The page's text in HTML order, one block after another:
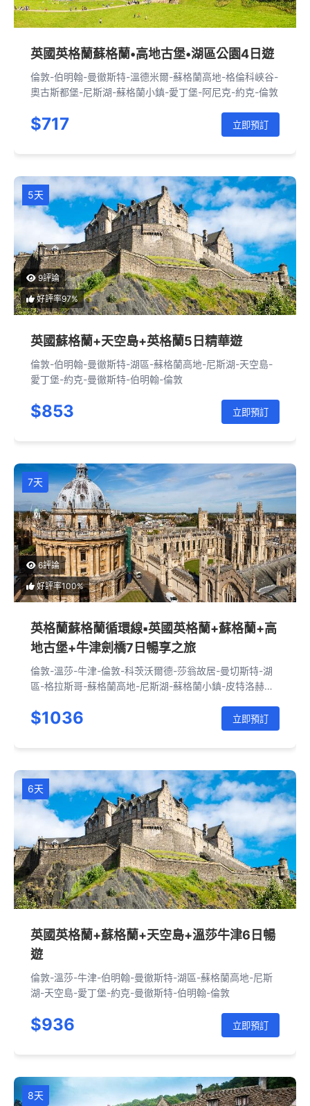
英國英格蘭蘇格蘭•高地古堡•湖區公園4日遊
倫敦-伯明翰-曼徹斯特-溫德米爾-蘇格蘭高地-格倫科峽谷-
奧古斯都堡-尼斯湖-蘇格蘭小鎮-愛丁堡-阿尼克-約克-倫敦
$717 立即預訂
5天
9評論
好評率97%
英國蘇格蘭+天空島+英格蘭5日精華遊
倫敦-伯明翰-曼徹斯特-湖區-蘇格蘭高地-尼斯湖-天空島-
愛丁堡-約克-曼徹斯特-伯明翰-倫敦
$853 立即預訂
7天
6評論
好評率100%
英格蘭蘇格蘭循環線▪英國英格蘭+蘇格蘭+高
地古堡+牛津劍橋7日暢享之旅
倫敦-溫莎-牛津-倫敦-科茨沃爾德-莎翁故居-曼切斯特-湖
區-格拉斯哥-蘇格蘭高地-尼斯湖-蘇格蘭小鎮-皮特洛赫里-
$1036 立即預訂
6天
英國英格蘭+蘇格蘭+天空島+溫莎牛津6日暢
遊
倫敦-溫莎-牛津-伯明翰-曼徹斯特-湖區-蘇格蘭高地-尼斯
湖-天空島-愛丁堡-約克-曼徹斯特-伯明翰-倫敦
$936 立即預訂
8天